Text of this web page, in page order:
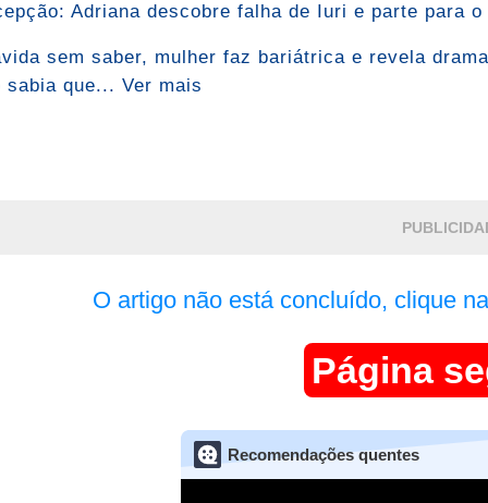
Adriana descobre falha de Iuri e parte para
sem saber, mulher faz bariátrica e revela
sabia que... Ver mais
O artigo não está concluído, clique
Página
Recomendações quentes